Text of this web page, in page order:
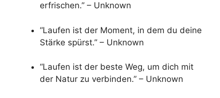
erfrischen.” – Unknown
“Laufen ist der Moment, in dem du deine
Stärke spürst.” – Unknown
“Laufen ist der beste Weg, um dich mit
der Natur zu verbinden.” – Unknown